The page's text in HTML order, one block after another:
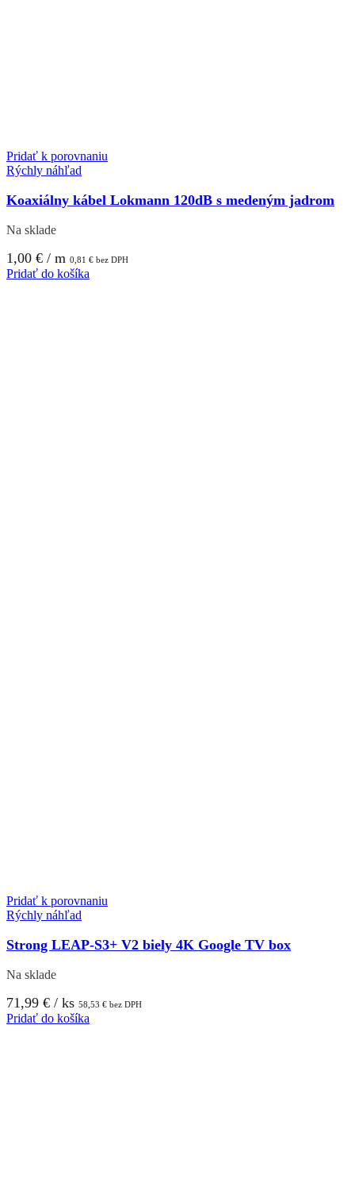
Pridať k porovnaniu
Rýchly náhľad
Koaxiálny kábel Lokmann 120dB s medeným jadrom
Na sklade
1,00 € / m 0,81 € bez DPH
Pridať do košíka
Pridať k porovnaniu
Rýchly náhľad
Strong LEAP-S3+ V2 biely 4K Google TV box
Na sklade
71,99 € / ks 58,53 € bez DPH
Pridať do košíka